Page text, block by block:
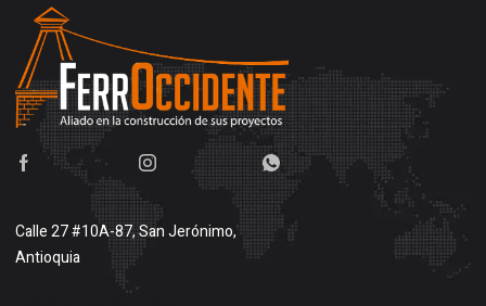
Calle 27 #10A-87, San Jerónimo,
Antioquia